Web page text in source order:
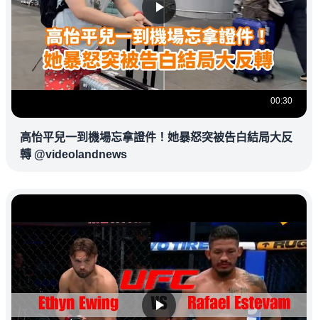
00:30
高怡平兒一到機場忘拿證件！她暴怒突被告白結局大反
轉 @videolandnews